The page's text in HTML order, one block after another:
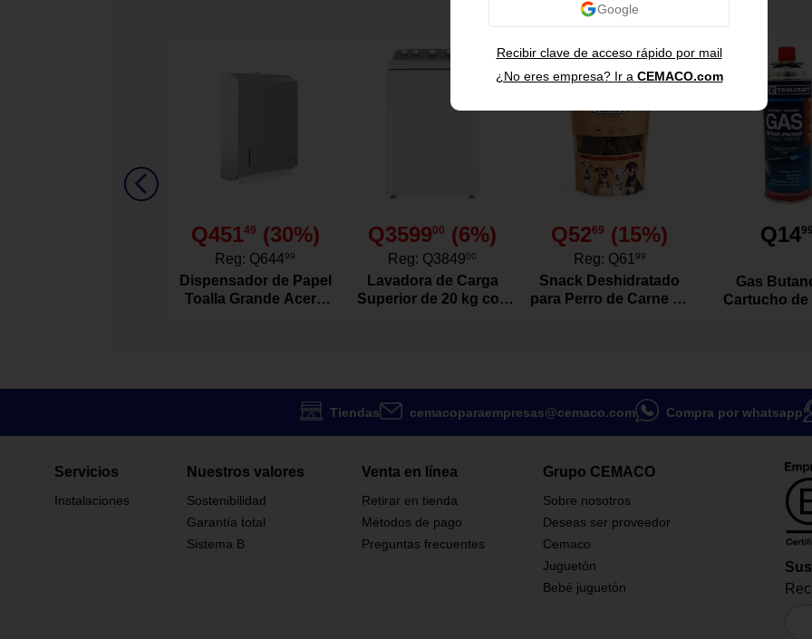
Recibir clave de acceso rápido por mail
¿No eres empresa? Ir a CEMACO.com
Fabricado en SPC con espesor de 5 mm más
Diseño tipo madera en tono álamo claro con
Resistencia al agua y a la abrasión, apto para
áreas residenciales o comerciales.
Cada caja cubre 2.22 m², facilitando la
planeación del proyecto.
Urban
Marca
También te puede interesar
Q45149 (30%)
Reg: Q64499
Dispensador de Papel
Toalla Grande Acero
Q359900 (6%)
Reg: Q384900
Lavadora de Carga
Superior de 20 kg con
Q5269 (15%)
Reg: Q61 99
Snack Deshidratado
para Perro de Carne de
Q14
Gas
Cartucho de
Tiendas cemacoparaempresas@cemaco.com Compra por whatsapp
Servicios
Instalaciones
Nuestros valores
Sostenibilidad
Garantía total
Sistema B
Venta en línea
Retirar en tienda
Métodos de pago
Preguntas frecuentes
Grupo CEMACO
Sobre nosotros
Deseas ser proveedor
Cemaco
Juguetón
Bebé juguetón